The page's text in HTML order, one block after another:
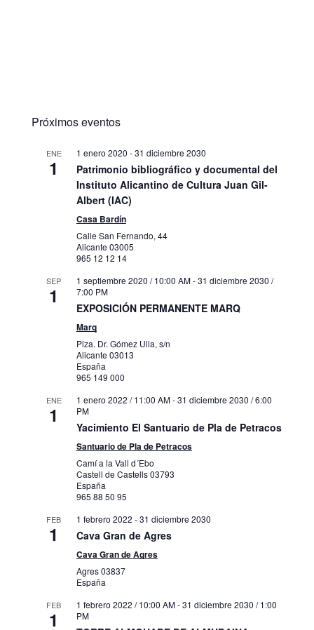
Próximos eventos
ENE
1
1 enero 2020 -31 diciembre 2030
Patrimonio bibliográfico y documental del
Instituto Alicantino de Cultura Juan Gil-
Albert (IAC)
Casa Bardín
Calle San Fernando, 44
Alicante 03005
965 12 12 14
SEP
1
1 septiembre 2020 / 10:00 AM-31 diciembre 2030 /
7:00 PM
EXPOSICIÓN PERMANENTE MARQ
Marq
Plza. Dr. Gómez Ulla, s/n
Alicante 03013
España
965 149 000
ENE
1
1 enero 2022 / 11:00 AM-31 diciembre 2030 / 6:00
PM
Yacimiento El Santuario de Pla de Petracos
Santuario de Pla de Petracos
Camí a la Vall d´Ebo
Castell de Castells03793
España
965 88 50 95
FEB
1
1 febrero 2022 -31 diciembre 2030
Cava Gran de Agres
Cava Gran de Agres
Agres03837
España
FEB
1
1 febrero 2022 / 10:00 AM-31 diciembre 2030 / 1:00
PM